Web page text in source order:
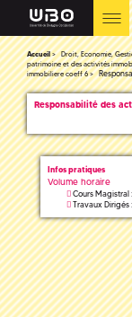
Accueil Droit, Economie,
patrimoine et des activités
immobiliere coeff 6
Responsabilité des
Infos pratiques
Volume horaire
Cours Magistral
Travaux Dirigés